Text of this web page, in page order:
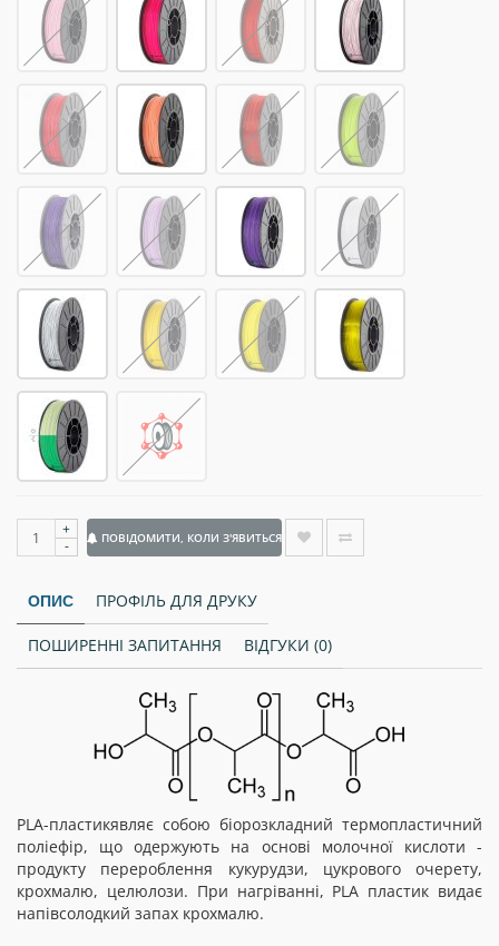
+
-
ПОВІДОМИТИ, КОЛИ З'ЯВИТЬСЯ
ОПИС ПРОФІЛЬ ДЛЯ ДРУКУ
ПОШИРЕННІ ЗАПИТАННЯ ВІДГУКИ (0)
PLA-пластикявляє собою біорозкладний термопластичний
поліефір, що одержують на основі молочної кислоти -
продукту перероблення кукурудзи, цукрового очерету,
крохмалю, целюлози. При нагріванні, PLA пластик видає
напівсолодкий запах крохмалю.